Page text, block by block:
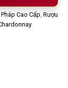
Cao Cấp Rượu